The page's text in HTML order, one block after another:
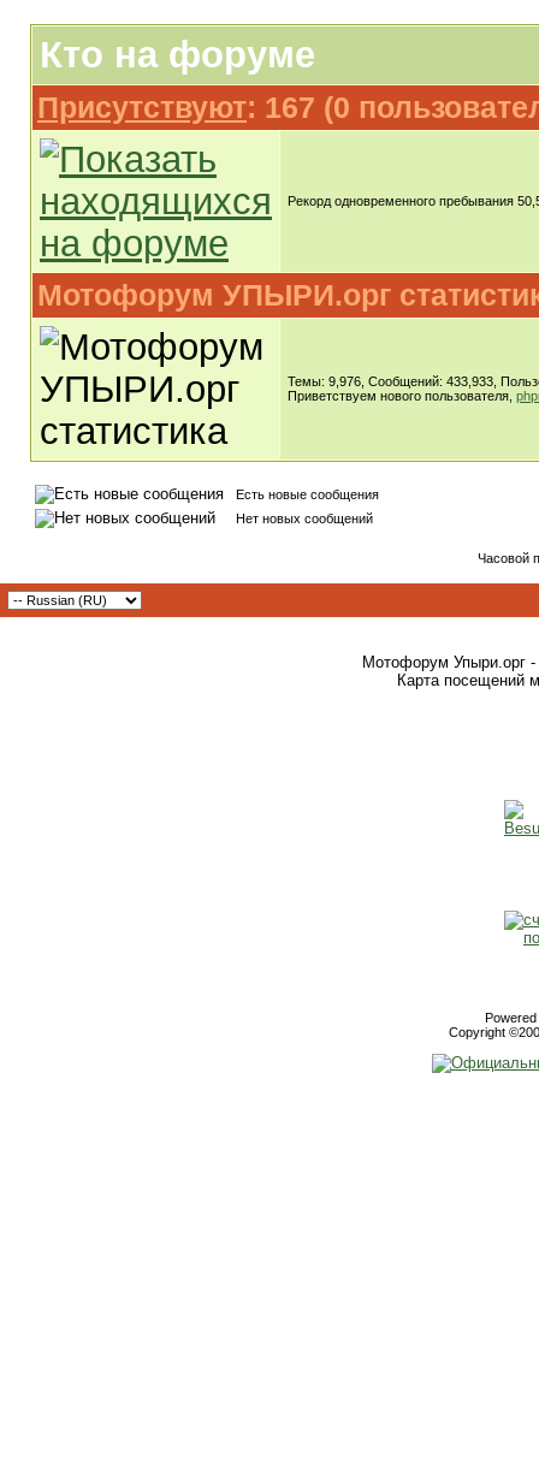
Кто на форуме
Присутствуют: 167 (0
Рекорд одновременного пребывания
Мотофорум УПЫРИ.орг
Темы: 9,976, Сообщений: 433,933,
Приветствуем нового пользователя,
Есть новые сообщения
Нет новых сообщений
Часовой
Мотофорум Упыри.орг -
Карта посещений
Copyright